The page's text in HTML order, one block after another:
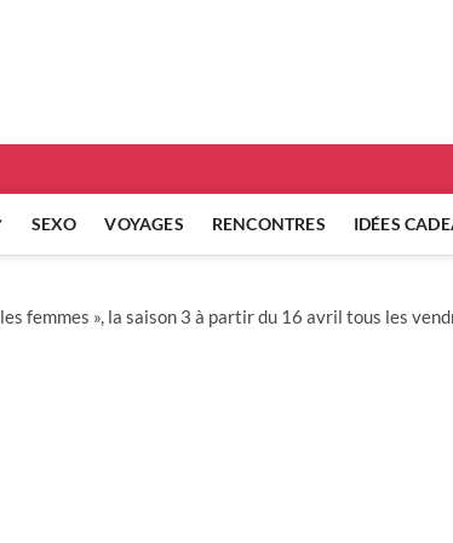
SEXO VOYAGES RENCONTRES IDÉES
les femmes », la saison 3 à partir du 16 avril tous les